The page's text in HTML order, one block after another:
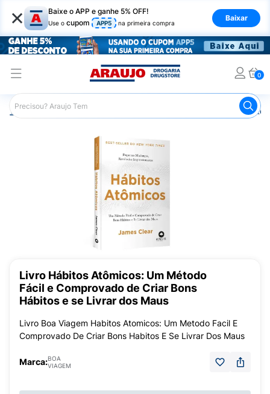
× Baixe o APP e ganhe 5% OFF!
Use o cupom APP5 na primeira compra
Baixar
0
Araujo Mercado Livro Hábitos
Livro Hábitos Atômicos: Um Método
Fácil e Comprovado de Criar Bons
Hábitos e se Livrar dos Maus
Livro Boa Viagem Habitos Atomicos: Um Metodo Facil E
Comprovado De Criar Bons Habitos E Se Livrar Dos Maus
Marca:BOA
VIAGEM